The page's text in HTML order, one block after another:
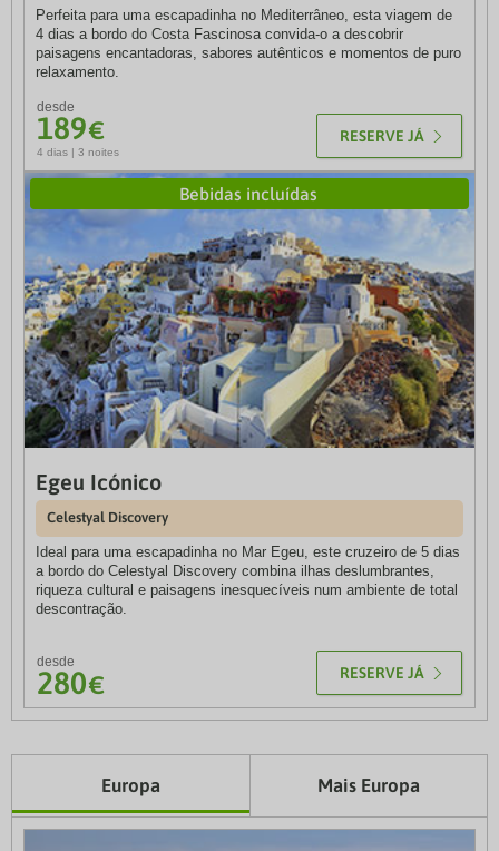
Perfeita para uma escapadinha no Mediterrâneo, esta viagem de
4 dias a bordo do Costa Fascinosa convida-o a descobrir
paisagens encantadoras, sabores autênticos e momentos de puro
relaxamento.
desde
189€
4 dias | 3 noites
RESERVE JÁ
Bebidas incluídas
Egeu Icónico
Celestyal Discovery
Ideal para uma escapadinha no Mar Egeu, este cruzeiro de 5 dias
a bordo do Celestyal Discovery combina ilhas deslumbrantes,
riqueza cultural e paisagens inesquecíveis num ambiente de total
descontração.
desde
280€ RESERVE JÁ
de Albufeira e da vila de Olhos de Água.
desde
355€
Hoteis
Dunamar Hotel Apartamentos
Monte Gordo. Portugal
desde
Alambique - Hotel Resort & Spa
Fundão. Portugal
desde
80€
Herdade dos Delgados Dark Sky View Hotel & SPA
Mourão. Portugal
desde
64€
AP Cabanas Beach & Nature
Tavira. Portugal 41€
Europa Mais Europa